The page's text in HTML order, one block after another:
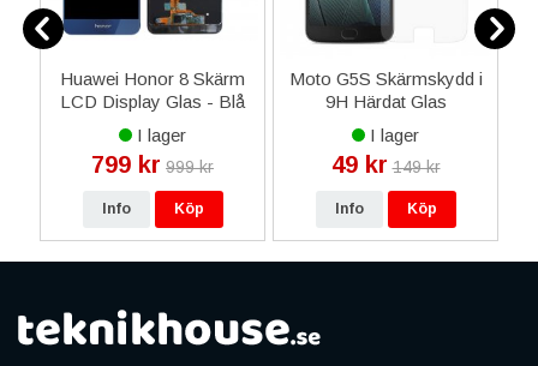
Huawei Honor 8 Skärm
LCD Display Glas - Blå
I lager
799 kr 999 kr
Info Köp
Moto G5S Skärmskydd i
9H Härdat Glas
I lager
49 kr 149 kr
Info Köp